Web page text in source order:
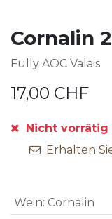
Cornalin
Fully AOC Valais
17,00 CHF
Nicht vorrätig
Erhalten
Wein: Cornalin